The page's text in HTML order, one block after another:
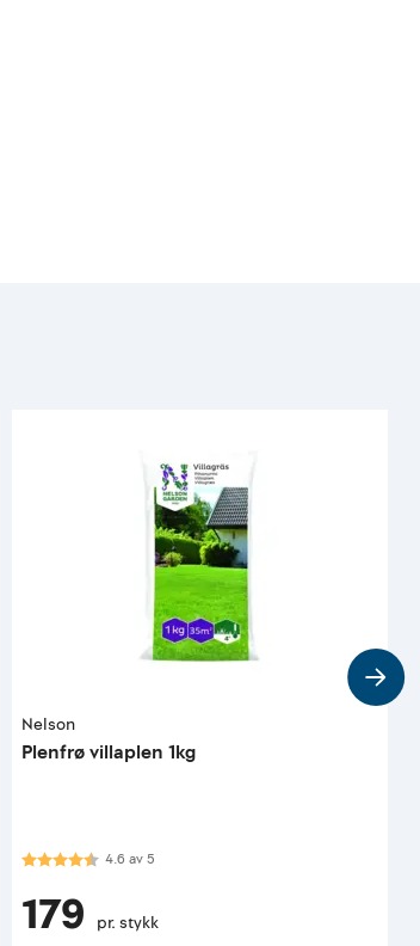
Nelson
Plenfrø villaplen 1kg
Karakter:4.6 av 5 mulige
4.6 av5
179 pr. stykk